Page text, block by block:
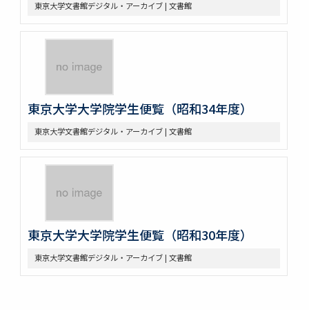
東京大学文書館デジタル・アーカイブ | 文書館
東京大学大学院学生便覧（昭和34年度）
東京大学文書館デジタル・アーカイブ | 文書館
東京大学大学院学生便覧（昭和30年度）
東京大学文書館デジタル・アーカイブ | 文書館